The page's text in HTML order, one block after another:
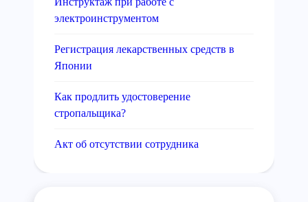
электроинструментом
Регистрация лекарственных средств в
Японии
Как продлить удостоверение
стропальщика?
Акт об отсутствии сотрудника